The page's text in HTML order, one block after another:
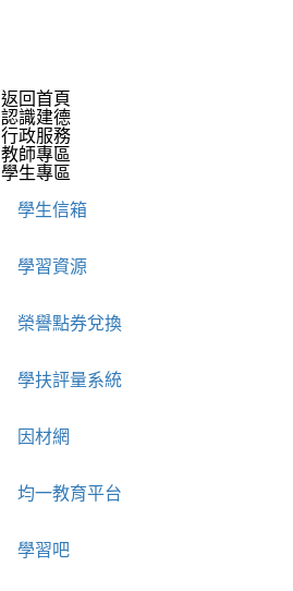
返回首頁
認識建德
行政服務
教師專區
學生專區
學生信箱
學習資源
榮譽點券兌換
學扶評量系統
因材網
均一教育平台
學習吧